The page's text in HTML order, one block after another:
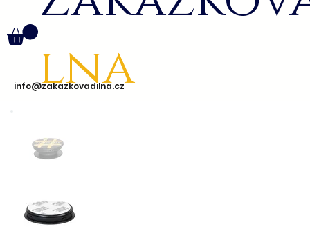
info@zakazkovadilna.cz
lna